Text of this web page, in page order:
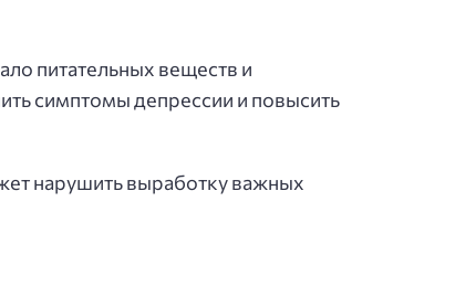
питательных веществ и
симптомы депрессии и повысить
нарушить выработку важных